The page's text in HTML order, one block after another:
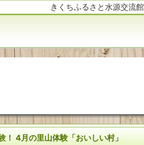
きくちふるさと水源交流
4月の里山体験「おいしい村」